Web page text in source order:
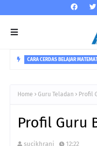
CARA CERDAS BELAJAR
Home Guru Teladan Profil
Profil Guru
sucikhrani 12:22